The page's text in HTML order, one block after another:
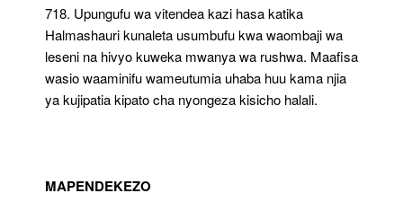
718. Upungufu wa vitendea kazi hasa katika
Halmashauri kunaleta usumbufu kwa waombaji wa
leseni na hivyo kuweka mwanya wa rushwa. Maafisa
wasio waaminifu wameutumia uhaba huu kama njia
ya kujipatia kipato cha nyongeza kisicho halali.
MAPENDEKEZO